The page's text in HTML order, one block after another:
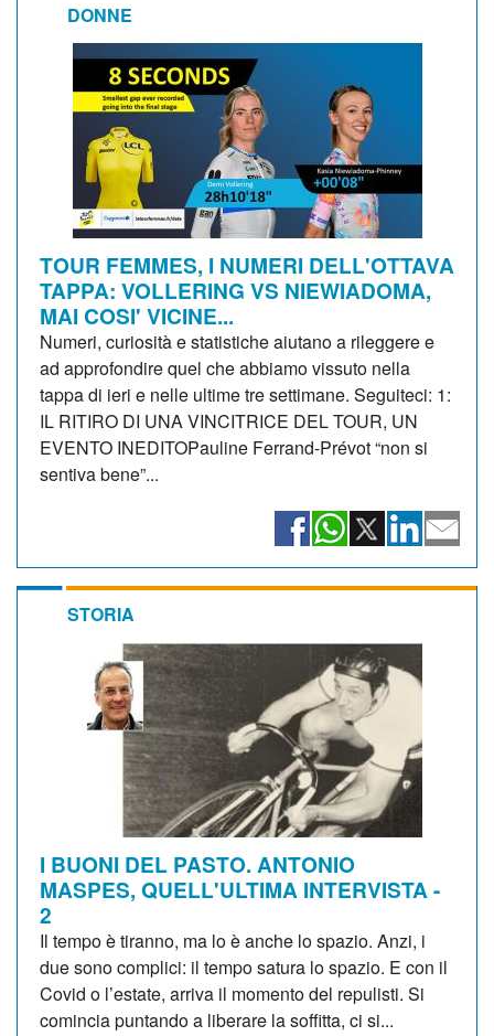
DONNE
TOUR FEMMES, I NUMERI DELL'OTTAVA
TAPPA: VOLLERING VS NIEWIADOMA,
MAI COSI' VICINE...
Numeri, curiosità e statistiche aiutano a rileggere e
ad approfondire quel che abbiamo vissuto nella
tappa di ieri e nelle ultime tre settimane. Seguiteci: 1:
IL RITIRO DI UNA VINCITRICE DEL TOUR, UN
EVENTO INEDITOPauline Ferrand-Prévot “non si
sentiva bene”...
STORIA
I BUONI DEL PASTO. ANTONIO
MASPES, QUELL'ULTIMA INTERVISTA -
2
Il tempo è tiranno, ma lo è anche lo spazio. Anzi, i
due sono complici: il tempo satura lo spazio. E con il
Covid o l’estate, arriva il momento del repulisti. Si
comincia puntando a liberare la soffitta, ci si...